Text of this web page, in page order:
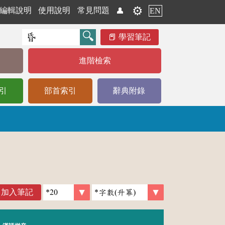
輯說明 使用說明 常見問題 👤 ⚙️ EN
學習筆記
進階檢索
部首索引 辭典附錄
加入筆記